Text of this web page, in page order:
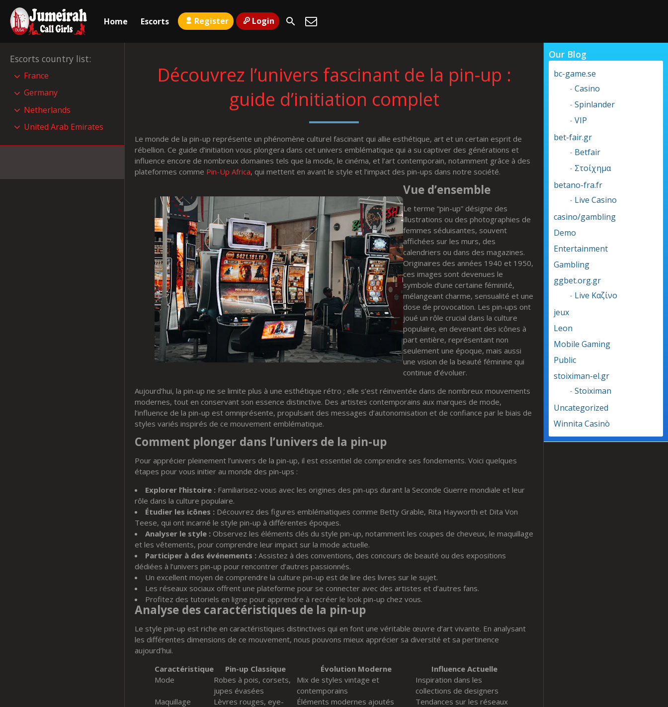
Home Escorts Register Login
Découvrez l’univers fascinant de la pin-up :
guide d’initiation complet
Le monde de la pin-up représente un phénomène culturel fascinant qui allie esthétique, art et un certain esprit de
rébellion. Ce guide d’initiation vous plongera dans cet univers emblématique qui a su captiver des générations et
influence encore de nombreux domaines tels que la mode, le cinéma, et l’art contemporain, notamment grâce à des
plateformes comme Pin-Up Africa, qui mettent en avant le style et l’impact des pin-ups dans notre société.
Vue d’ensemble
Le terme “pin-up” désigne des
illustrations ou des photographies de
femmes séduisantes, souvent
affichées sur les murs, des
calendriers ou dans des magazines.
Originaires des années 1940 et 1950,
ces images sont devenues le
symbole d’une certaine féminité,
mélangeant charme, sensualité et une
dose de provocation. Les pin-ups ont
joué un rôle crucial dans la culture
populaire, en devenant des icônes à
part entière, représentant non
seulement une époque, mais aussi
une vision de la beauté féminine qui
continue d’évoluer.
Aujourd’hui, la pin-up ne se limite plus à une esthétique rétro ; elle s’est réinventée dans de nombreux mouvements
modernes, tout en conservant son essence distinctive. Des artistes contemporains aux marques de mode,
l’influence de la pin-up est omniprésente, propulsant des messages d’autonomisation et de confiance par le biais de
styles variés inspirés de ce mouvement emblématique.
Comment plonger dans l’univers de la pin-up
Pour apprécier pleinement l’univers de la pin-up, il est essentiel de comprendre ses fondements. Voici quelques
étapes pour vous initier au monde des pin-ups :
Explorer l’histoire : Familiarisez-vous avec les origines des pin-ups durant la Seconde Guerre mondiale et leur
rôle dans la culture populaire.
Étudier les icônes : Découvrez des figures emblématiques comme Betty Grable, Rita Hayworth et Dita Von
Teese, qui ont incarné le style pin-up à différentes époques.
Analyser le style : Observez les éléments clés du style pin-up, notamment les coupes de cheveux, le maquillage
et les vêtements, pour comprendre leur impact sur la mode actuelle.
Participer à des événements : Assistez à des conventions, des concours de beauté ou des expositions
dédiées à l’univers pin-up pour rencontrer d’autres passionnés.
Un excellent moyen de comprendre la culture pin-up est de lire des livres sur le sujet.
Les réseaux sociaux offrent une plateforme pour se connecter avec des artistes et d’autres fans.
Profitez des tutoriels en ligne pour apprendre à recréer le look pin-up chez vous.
Analyse des caractéristiques de la pin-up
Le style pin-up est riche en caractéristiques distinctives qui en font une véritable œuvre d’art vivante. En analysant
les différentes dimensions de ce mouvement, nous pouvons mieux apprécier sa diversité et sa pertinence
aujourd’hui.
Caractéristique
Pin-up Classique Évolution Moderne
Influence Actuelle
Mode
Robes à pois, corsets,
jupes évasées
Mix de styles vintage et
contemporains
Inspiration dans les
collections de designers
Maquillage
Lèvres rouges, eye-
Éléments modernes ajoutés
Tendances sur les réseaux
Escorts country list:
France
Germany
Netherlands
United Arab Emirates
Our Blog
bc-game.se
- Casino
- Spinlander
- VIP
bet-fair.gr
- Betfair
- Στοίχημα
betano-fra.fr
- Live Casino
casino/gambling
Demo
Entertainment
Gambling
ggbet.org.gr
- Live Καζίνο
jeux
Leon
Mobile Gaming
Public
stoiximan-el.gr
- Stoiximan
Uncategorized
Winnita Casinò